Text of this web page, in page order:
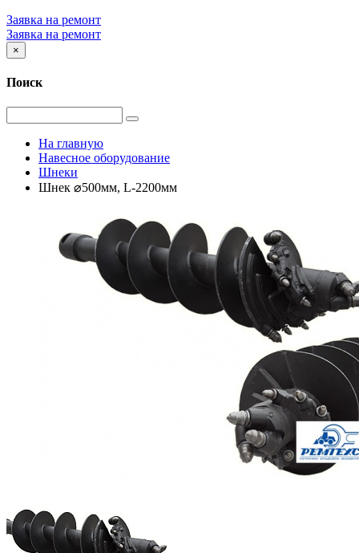
Заявка на ремонт
Заявка на ремонт
×
Поиск
На главную
Навесное оборудование
Шнеки
Шнек ⌀500мм, L-2200мм